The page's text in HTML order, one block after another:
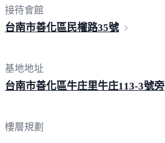
接待會館
台南市善化區民權路35號
基地地址
台南市善化區牛庄里牛庄113-3號旁
樓層規劃